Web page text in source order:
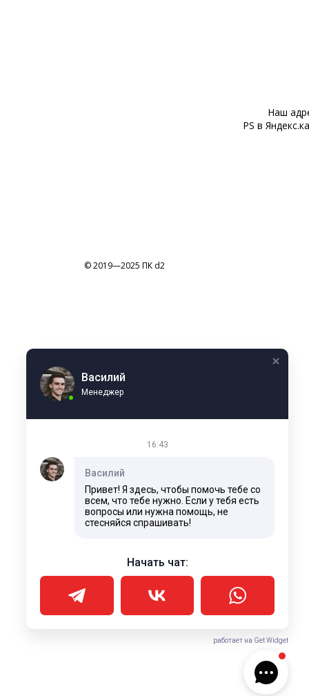
Наш
PS в
© 2019—2025 ПК d2
Василий
Менеджер
16:43
Василий
Привет! Я здесь, чтобы помочь тебе со
всем, что тебе нужно. Если у тебя есть
вопросы или нужна помощь, не
стесняйся спрашивать!
Начать чат:
работает на Get Widget